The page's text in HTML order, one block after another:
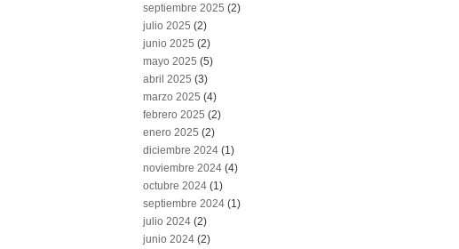
septiembre 2025 (2)
julio 2025 (2)
junio 2025 (2)
mayo 2025 (5)
abril 2025 (3)
marzo 2025 (4)
febrero 2025 (2)
enero 2025 (2)
diciembre 2024 (1)
noviembre 2024 (4)
octubre 2024 (1)
septiembre 2024 (1)
julio 2024 (2)
junio 2024 (2)